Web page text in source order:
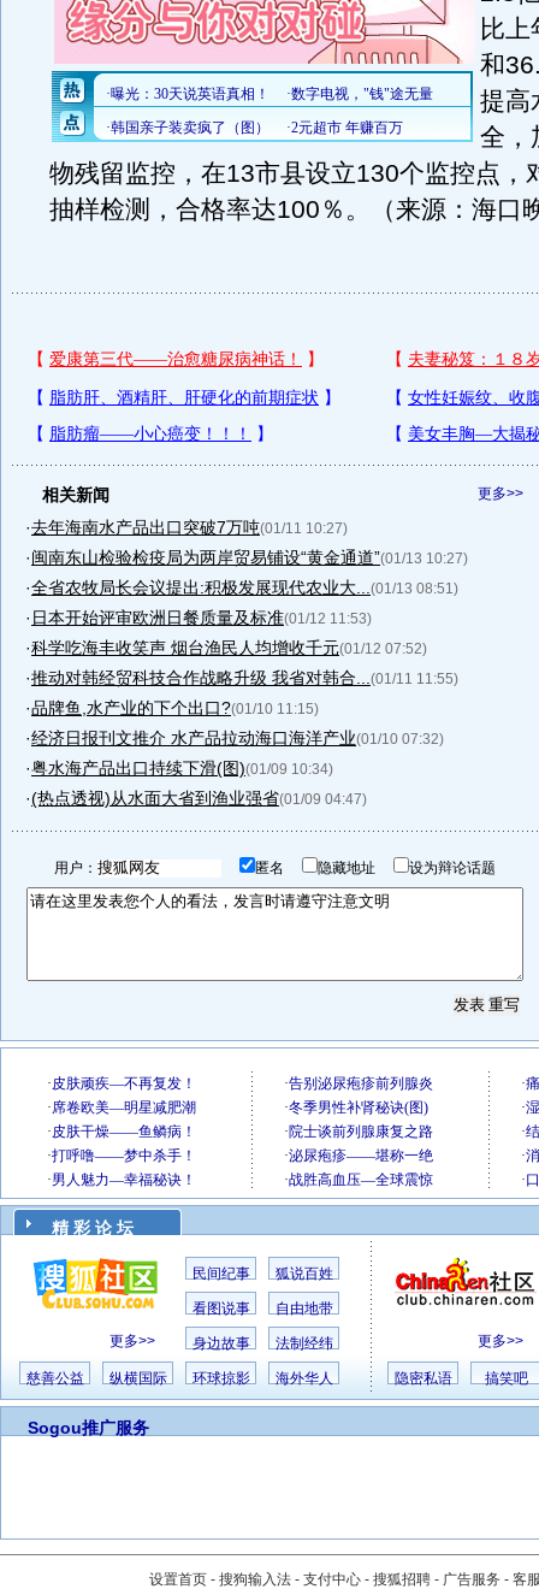
比
和
提高
全，
物残留监控，在13市县设立130个监控点，
抽样检测，合格率达100％。（来源：海口
更多>>
相关新闻
·去年海南水产品出口突破7万吨(01/11 10:27)
·闽南东山检验检疫局为两岸贸易铺设“黄金通道”(01/13 10:27)
·全省农牧局长会议提出:积极发展现代农业大... (01/13 08:51)
· 日本开始评审欧洲日餐质量及标准(01/12 11:53)
·科学吃海丰收笑声 烟台渔民人均增收千元(01/12 07:52)
·推动对韩经贸科技合作战略升级 我省对韩合... (01/11 11:55)
·品牌鱼,水产业的下个出口?(01/10 11:15)
·经济日报刊文推介 水产品拉动海口海洋产业(01/10 07:32)
·粤水海产品出口持续下滑(图)(01/09 10:34)
·(热点透视)从水面大省到渔业强省(01/09 04:47)
用户： 匿名 隐藏地址 设为辩论话题
精 彩 论 坛
更多>>
民间纪事 狐说百姓
看图说事 自由地带
身边故事 法制经纬
慈善公益 纵横国际 环球掠影 海外华人
更多>>
隐密私语 搞笑吧
Sogou推广服务
设置首页 - 搜狗输入法 - 支付中心 - 搜狐招聘 - 广告服务 - 客